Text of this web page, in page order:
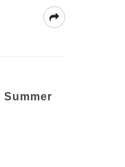
Summer